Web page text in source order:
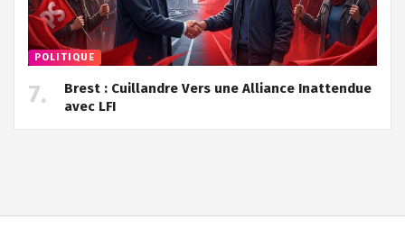
POLITIQUE
Brest : Cuillandre Vers une Alliance Inattendue
avec LFI